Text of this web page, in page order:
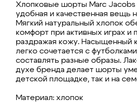
Хлопковые шорты Marc Jacobs
удобная и качественная вещь
Мягкий натуральный хлопок
комфорт при активных играх и
раздражая кожу. Насыщенный
легко сочетается с
составлять разные образы.
духе бренда делает шорты
детской площадке, так и на
Материал: хлопок